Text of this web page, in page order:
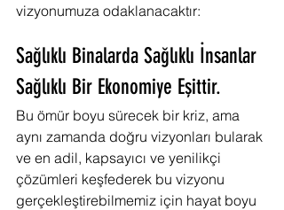
vizyonumuza odaklanacaktır:
Sağlıklı Binalarda Sağlıklı İnsanlar
Sağlıklı Bir Ekonomiye Eşittir.
Bu ömür boyu sürecek bir kriz, ama
aynı zamanda doğru vizyonları bularak
ve en adil, kapsayıcı ve yenilikçi
çözümleri keşfederek bu vizyonu
gerçekleştirebilmemiz için hayat boyu